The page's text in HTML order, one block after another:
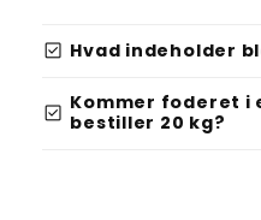
check_box Hvad indeholder
check_box Kommer foderet i
bestiller 20 kg?